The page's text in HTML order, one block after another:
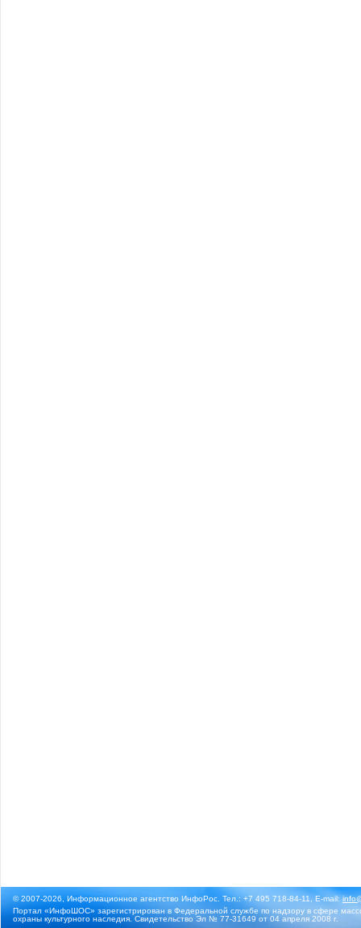
© 2007-2026, Информационное агентство ИнфоРос. Тел.: +7 495 718-84-11, E-mail:
Портал «ИнфоШОС» зарегистрирован в Федеральной службе по надзору в сфере
охраны культурного наследия. Свидетельство Эл № 77-31649 от 04 апреля 2008 г.